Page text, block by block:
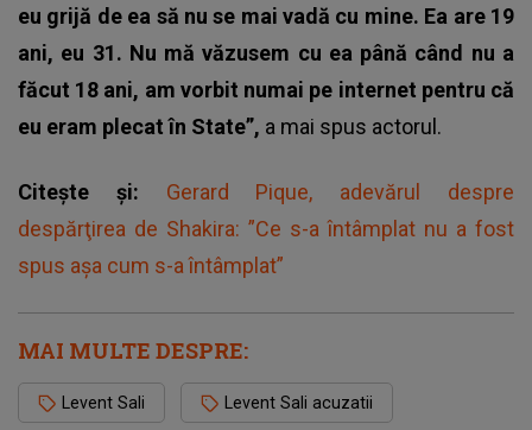
eu grijă de ea să nu se mai vadă cu mine. Ea are 19
ani, eu 31. Nu mă văzusem cu ea până când nu a
făcut 18 ani, am vorbit numai pe internet pentru că
eu eram plecat în State”, a mai spus actorul.
Citește și: Gerard Pique, adevărul despre
despărţirea de Shakira: ”Ce s-a întâmplat nu a fost
spus aşa cum s-a întâmplat”
MAI MULTE DESPRE:
Levent Sali Levent Sali acuzatii